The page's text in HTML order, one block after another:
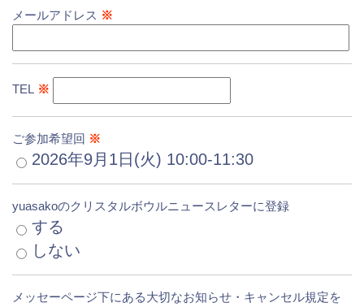
メールアドレス ※
TEL ※
ご参加希望回 ※
2026年9月1日(火) 10:00-11:30
yuasakoのクリスタルボウルニュースレターに登録
する
しない
メッセーページ下にある大切なお知らせ・キャンセル規定を